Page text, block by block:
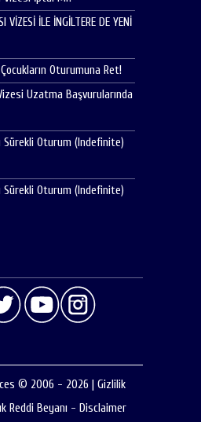
VİZESİ İLE İNGİLTERE DE YENİ
Oturumuna Ret!
Uzatma Başvurularında
Sürekli Oturum (Indefinite)
Sürekli Oturum (Indefinite)
© 2006 - 2026
Gizlilik
Reddi Beyanı - Disclaimer